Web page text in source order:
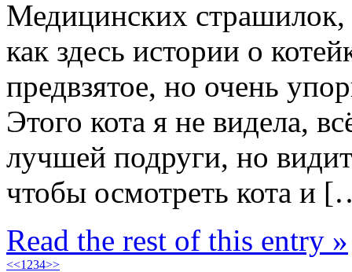
Медицинских
как здесь истории о
предвзятое, но очень
Этого кота я не видела,
лучшей подруги, но видит
чтобы осмотреть кота и
Read the rest of this entry »
<<1 234>>